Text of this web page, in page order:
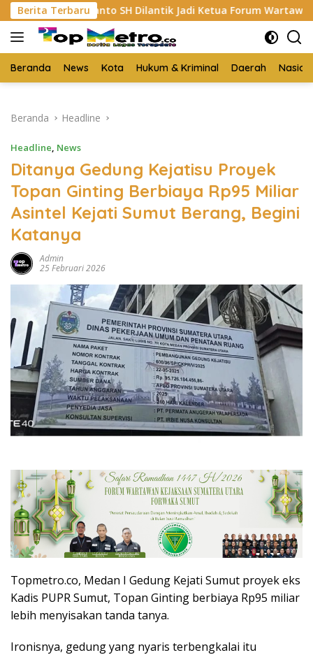
Langsung
ke
konten
Berita Terbaru
SH Dilantik Jadi Ketua Forum Wartawan Kejaksaan
Beranda News Kota Hukum & Kriminal Daerah
Beranda Headline
Headline, News
Ditanya Gedung Kejatisu Proyek
Topan Ginting Berbiaya Rp95 Miliar
Asintel Kejati Sumut Berang, Begini
Katanya
Admin
25 Februari 2026
Topmetro.co, Medan I Gedung Kejati Sumut proyek eks
Kadis PUPR Sumut, Topan Ginting berbiaya Rp95 miliar
lebih menyisakan tanda tanya.
Ironisnya, gedung yang nyaris terbengkalai itu